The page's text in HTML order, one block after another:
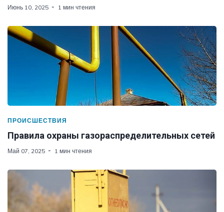
Июнь 10, 2025 1 мин чтения
ПРОИСШЕСТВИЯ
Правила охраны газораспределительных сетей
Май 07, 2025 1 мин чтения